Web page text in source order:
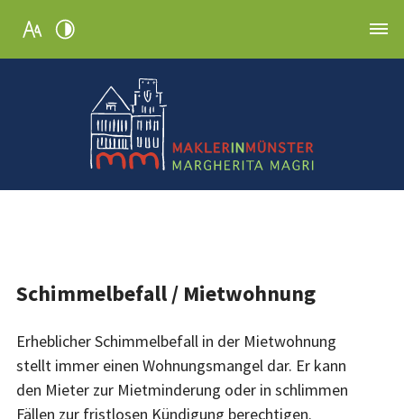
Schimmelbefall / Mietwohnung
Erheblicher Schimmelbefall in der Mietwohnung
stellt immer einen Wohnungsmangel dar. Er kann
den Mieter zur Mietminderung oder in schlimmen
Fällen zur fristlosen Kündigung berechtigen.